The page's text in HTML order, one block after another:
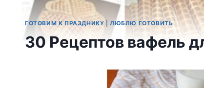
ГОТОВИМ К ПРАЗДНИКУ |ЛЮБЛЮ ГОТОВИТЬ
30 Рецептов вафель